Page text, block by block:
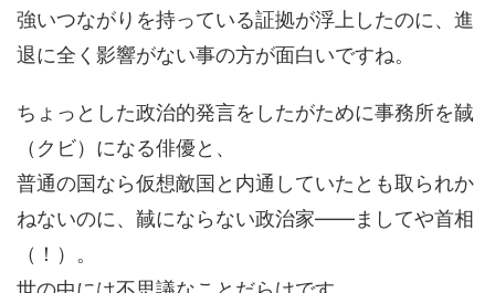
強いつながりを持っている証拠が浮上したのに、進
退に全く影響がない事の方が面白いですね。
ちょっとした政治的発言をしたがために事務所を馘
（クビ）になる俳優と、
普通の国なら仮想敵国と内通していたとも取られか
ねないのに、馘にならない政治家――ましてや首相
（！）。